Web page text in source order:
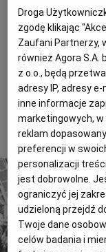
Magazyny
Wyborcza.biz
BIQdata
Archiwum
Jerzy Szteliga: -
oficjalną
były też z
nieoficjalne,
którego.
To tylko fragment
poniżej.
4
Droga
zgodę klikając
Zaufani Partnerzy,
również Agora S.A.
z o.o., będą
adresy IP, adresy
inne informacje
marketingowych,
reklam
preferencji w
personalizacji
jest dobrowolne.
ograniczyć jej
udzieloną przejdź
Twoje dane
celów badania i